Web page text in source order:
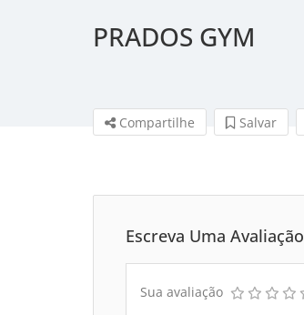
PRADOS GYM
Compartilhe Salvar
Escreva Uma Avaliação
Sua avaliação